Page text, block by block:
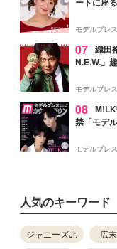
ぎ」「成
モデルプレス
07 織田
N.E.W.」
徴する“謎
モデルプレス
08
禁「モデ
モデルプレス
人気のキーワード
ジャニーズJr. 広